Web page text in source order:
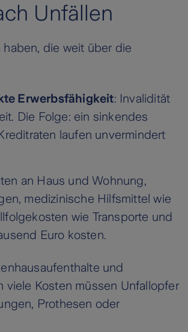
Unfällen
die weit über die
Erwerbsfähigkeit: Invalidität
Die Folge: ein sinkendes
laufen unvermindert
an Haus und Wohnung,
medizinische Hilfsmittel wie
wie Transporte und
Euro kosten.
und
viele Kosten müssen Unfallopfer
Prothesen oder